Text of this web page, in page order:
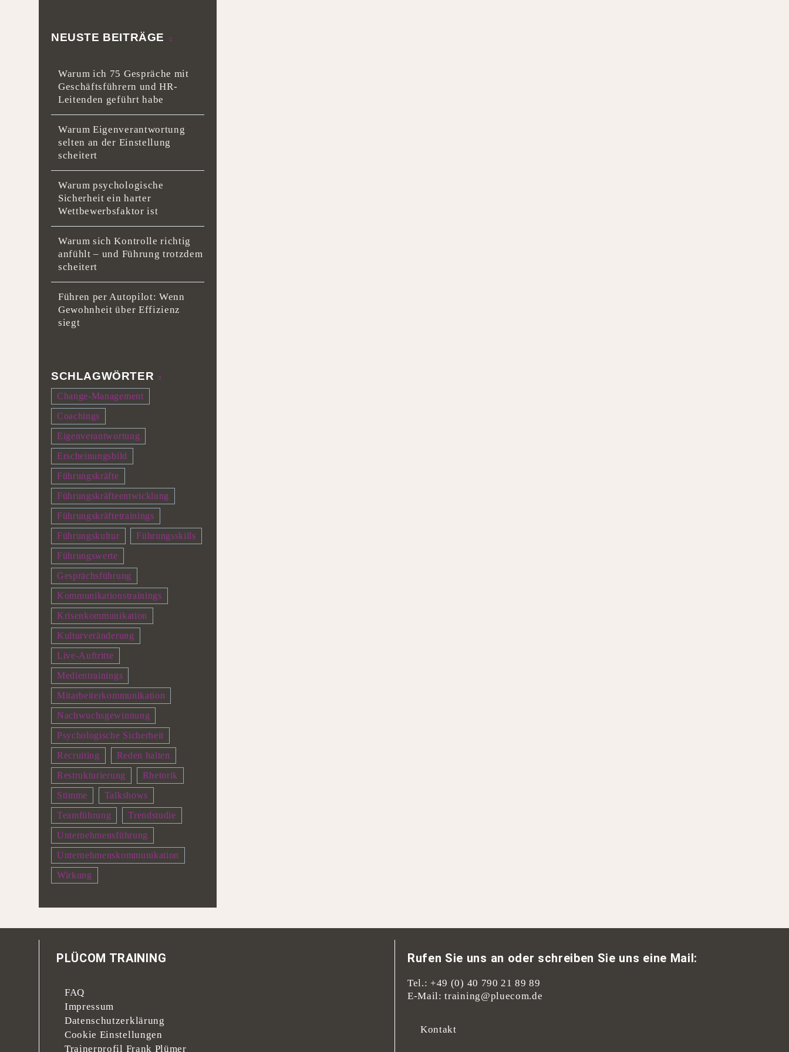
NEUSTE BEITRÄGE
Warum ich 75 Gespräche mit
Geschäftsführern und HR-
Leitenden geführt habe
Warum Eigenverantwortung
selten an der Einstellung
scheitert
Warum psychologische
Sicherheit ein harter
Wettbewerbsfaktor ist
Warum sich Kontrolle richtig
anfühlt – und Führung trotzdem
scheitert
Führen per Autopilot: Wenn
Gewohnheit über Effizienz
siegt
SCHLAGWÖRTER
Change-Management
Coachings
Eigenverantwortung
Erscheinungsbild
Führungskräfte
Führungskräfteentwicklung
Führungskräftetrainings
Führungskultur
Führungsskills
Führungswerte
Gesprächsführung
Kommunikationstrainings
Krisenkommunikation
Kulturveränderung
Live-Auftritte
Medientrainings
Mitarbeiterkommunikation
Nachwuchsgewinnung
Psychologische Sicherheit
Recruiting
Reden halten
Restrukturierung
Rhetorik
Stimme
Talkshows
Teamführung
Trendstudie
Unternehmensführung
Unternehmenskommunikation
Wirkung
PLÜCOM TRAINING
FAQ
Impressum
Datenschutzerklärung
Cookie Einstellungen
Trainerprofil Frank Plümer
Rufen Sie uns an oder schreiben Sie uns eine Mail:
Tel.:+49 (0) 40 790 21 89 89
E-Mail:training@pluecom.de
Kontakt